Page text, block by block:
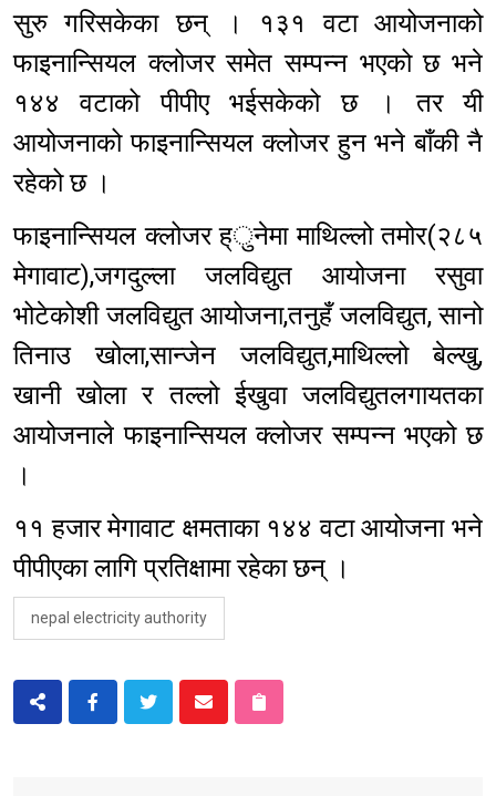
सुरु गरिसकेका छन् । १३१ वटा आयोजनाको
फाइनान्सियल क्लोजर समेत सम्पन्न भएको छ भने
१४४ वटाको पीपीए भईसकेको छ । तर यी
आयोजनाको फाइनान्सियल क्लोजर हुन भने बाँकी नै
रहेको छ ।
फाइनान्सियल क्लोजर ह्ुनेमा माथिल्लो तमोर(२८५
मेगावाट),जगदुल्ला जलविद्युत आयोजना रसुवा
भोटेकोशी जलविद्युत आयोजना,तनुहँ जलविद्युत, सानो
तिनाउ खोला,सान्जेन जलविद्युत,माथिल्लो बेल्खु,
खानी खोला र तल्लो ईखुवा जलविद्युतलगायतका
आयोजनाले फाइनान्सियल क्लोजर सम्पन्न भएको छ
।
११ हजार मेगावाट क्षमताका १४४ वटा आयोजना भने
पीपीएका लागि प्रतिक्षामा रहेका छन् ।
nepal electricity authority